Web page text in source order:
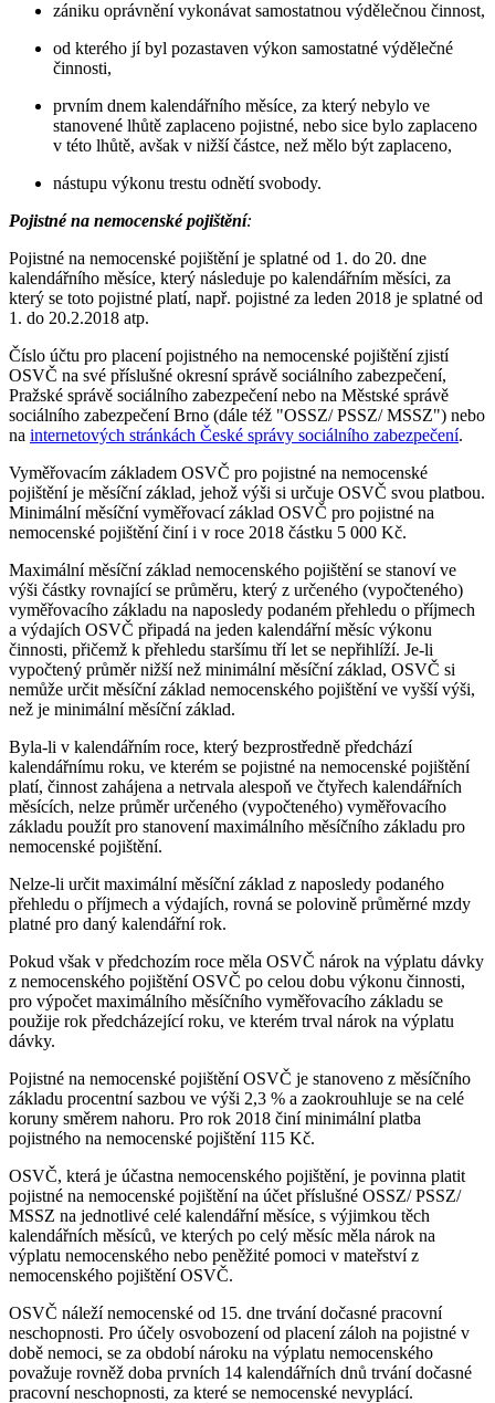
zániku oprávnění vykonávat samostatnou výdělečnou činnost,
od kterého jí byl pozastaven výkon samostatné výdělečné
činnosti,
prvním dnem kalendářního měsíce, za který nebylo ve
stanovené lhůtě zaplaceno pojistné, nebo sice bylo zaplaceno
v této lhůtě, avšak v nižší částce, než mělo být zaplaceno,
nástupu výkonu trestu odnětí svobody.
Pojistné na nemocenské pojištění:
Pojistné na nemocenské pojištění je splatné od 1. do 20. dne
kalendářního měsíce, který následuje po kalendářním měsíci, za
který se toto pojistné platí, např. pojistné za leden 2018 je splatné od
1. do 20.2.2018 atp.
Číslo účtu pro placení pojistného na nemocenské pojištění zjistí
OSVČ na své příslušné okresní správě sociálního zabezpečení,
Pražské správě sociálního zabezpečení nebo na Městské správě
sociálního zabezpečení Brno (dále též "OSSZ/ PSSZ/ MSSZ") nebo
na internetových stránkách České správy sociálního zabezpečení.
Vyměřovacím základem OSVČ pro pojistné na nemocenské
pojištění je měsíční základ, jehož výši si určuje OSVČ svou platbou.
Minimální měsíční vyměřovací základ OSVČ pro pojistné na
nemocenské pojištění činí i v roce 2018 částku 5 000 Kč.
Maximální měsíční základ nemocenského pojištění se stanoví ve
výši částky rovnající se průměru, který z určeného (vypočteného)
vyměřovacího základu na naposledy podaném přehledu o příjmech
a výdajích OSVČ připadá na jeden kalendářní měsíc výkonu
činnosti, přičemž k přehledu staršímu tří let se nepřihlíží. Je-li
vypočtený průměr nižší než minimální měsíční základ, OSVČ si
nemůže určit měsíční základ nemocenského pojištění ve vyšší výši,
než je minimální měsíční základ.
Byla-li v kalendářním roce, který bezprostředně předchází
kalendářnímu roku, ve kterém se pojistné na nemocenské pojištění
platí, činnost zahájena a netrvala alespoň ve čtyřech kalendářních
měsících, nelze průměr určeného (vypočteného) vyměřovacího
základu použít pro stanovení maximálního měsíčního základu pro
nemocenské pojištění.
Nelze-li určit maximální měsíční základ z naposledy podaného
přehledu o příjmech a výdajích, rovná se polovině průměrné mzdy
platné pro daný kalendářní rok.
Pokud však v předchozím roce měla OSVČ nárok na výplatu dávky
z nemocenského pojištění OSVČ po celou dobu výkonu činnosti,
pro výpočet maximálního měsíčního vyměřovacího základu se
použije rok předcházející roku, ve kterém trval nárok na výplatu
dávky.
Pojistné na nemocenské pojištění OSVČ je stanoveno z měsíčního
základu procentní sazbou ve výši 2,3 % a zaokrouhluje se na celé
koruny směrem nahoru. Pro rok 2018 činí minimální platba
pojistného na nemocenské pojištění 115 Kč.
OSVČ, která je účastna nemocenského pojištění, je povinna platit
pojistné na nemocenské pojištění na účet příslušné OSSZ/ PSSZ/
MSSZ na jednotlivé celé kalendářní měsíce, s výjimkou těch
kalendářních měsíců, ve kterých po celý měsíc měla nárok na
výplatu nemocenského nebo peněžité pomoci v mateřství z
nemocenského pojištění OSVČ.
OSVČ náleží nemocenské od 15. dne trvání dočasné pracovní
neschopnosti. Pro účely osvobození od placení záloh na pojistné v
době nemoci, se za období nároku na výplatu nemocenského
považuje rovněž doba prvních 14 kalendářních dnů trvání dočasné
pracovní neschopnosti, za které se nemocenské nevyplácí.